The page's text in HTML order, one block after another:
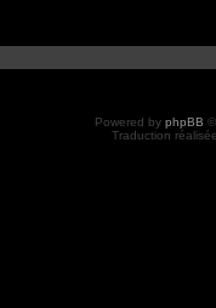
Powered by phpBB
Traduction